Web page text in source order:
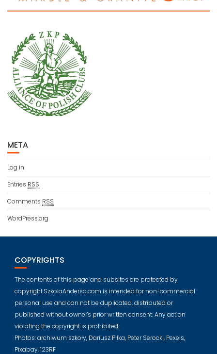
META
Log in
Entries RSS
Comments RSS
WordPress.org
COPYRIGHTS
The contents of this page and subsites are protected by
copyright.SzkolaAndersa.com is intended for non-commercial
personal use and can not be duplicated, distributed or
published without owner's prior written consent. Any action
violating the copyright is prohibited.
Photos: archiwum szkoły, Dariusz Piłka, Peter Serocki, Pexels,
Pixabay, 123RF